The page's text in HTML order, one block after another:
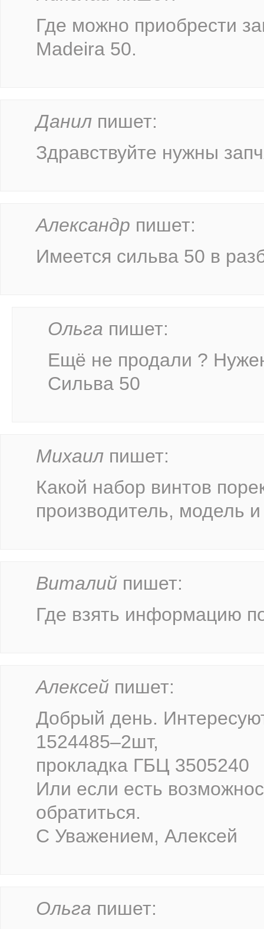
Где можно приобрести
Madeira 50.
Данил пишет:
Здравствуйте нужны
Александр пишет:
Имеется сильва 50 в
Ольга пишет:
Ещё не продали ?
Сильва 50
Михаил пишет:
Какой набор винтов
производитель, модель и
Виталий пишет:
Где взять информацию
Алексей пишет:
Добрый день.
1524485–2шт,
прокладка ГБЦ 3505240
Или если есть
обратиться.
С Уважением, Алексей
Ольга пишет: